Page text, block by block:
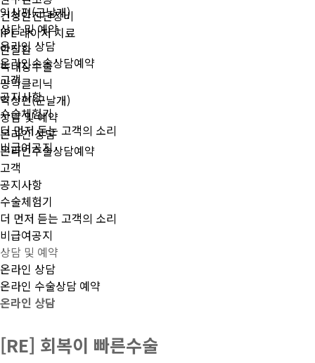
익상편(군날개)
상담 및 예약
온라인 상담
온라인수술상담예약
고객
공지사항
수술체험기
더 먼저 듣는 고객의 소리
비급여공지
건성안진단장비
IPL 레이저 치료
안질환
녹내장수술
망막클리닉
익상편(군날개)
상담 및 예약
온라인 상담
온라인수술상담예약
고객
공지사항
수술체험기
더 먼저 듣는 고객의 소리
비급여공지
상담 및 예약
온라인 상담
온라인 수술상담 예약
온라인 상담
[RE] 회복이 빠른수술